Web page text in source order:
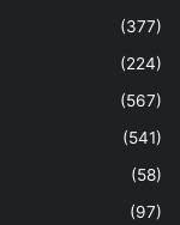
(377)
(224)
(567)
(541)
(58)
(97)